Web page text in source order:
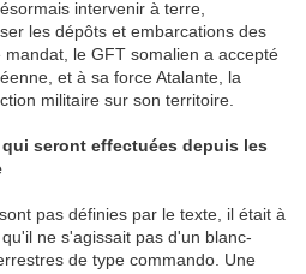
intervenir à terre,
les dépôts et embarcations des
le GFT somalien a accepté
et à sa force Atalante, la
militaire sur son territoire.
seront effectuées depuis les
pas définies par le texte, il était à
ne s'agissait pas d'un blanc-
de type commando. Une